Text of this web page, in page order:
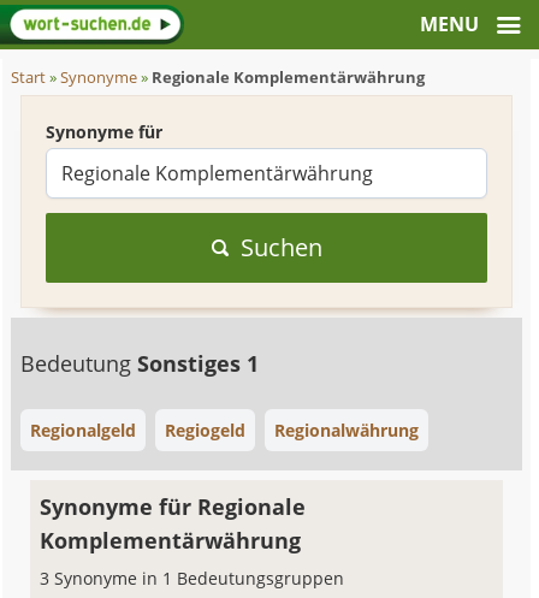
Start»Synonyme» Regionale Komplementärwährung
Synonyme für
Suchen
BedeutungSonstiges 1
Regionalgeld Regiogeld Regionalwährung
Synonyme für Regionale
Komplementärwährung
3 Synonyme in 1 Bedeutungsgruppen